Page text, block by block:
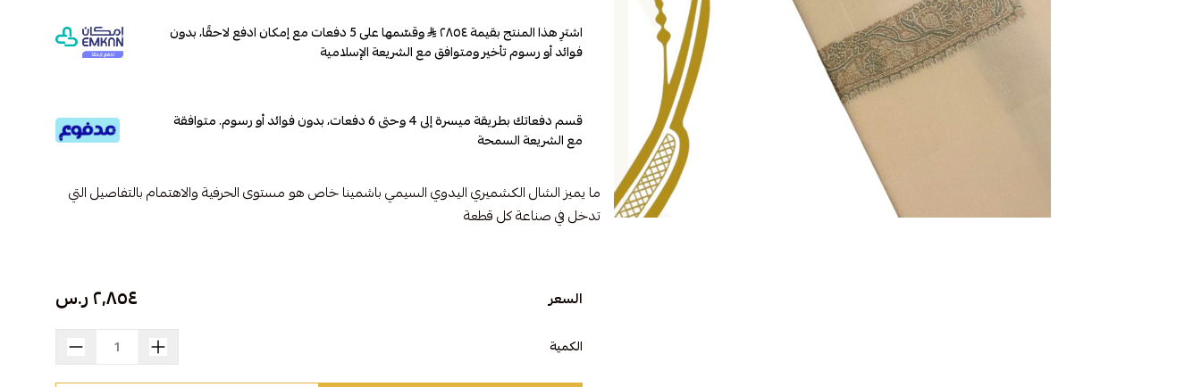
اشترِ هذا المنتج بقيمة ٢٨٥٤
وقسّمها على 5 دفعات مع إمكان ادفع لاحقًا، بدون
فوائد أو رسوم تأخير ومتوافق مع الشريعة الإسلامية
قسم دفعاتك بطريقة ميسرة إلى 4 وحتى 6 دفعات، بدون فوائد أو رسوم. متوافقة
مع الشريعة السمحة
ما يميز الشال الكشميري اليدوي السيمي باشمينا خاص هو مستوى الحرفية والاهتمام بالتفاصيل التي
تدخل في صناعة كل قطعة
السعر ٢٬٨٥٤ ر.س
الكمية